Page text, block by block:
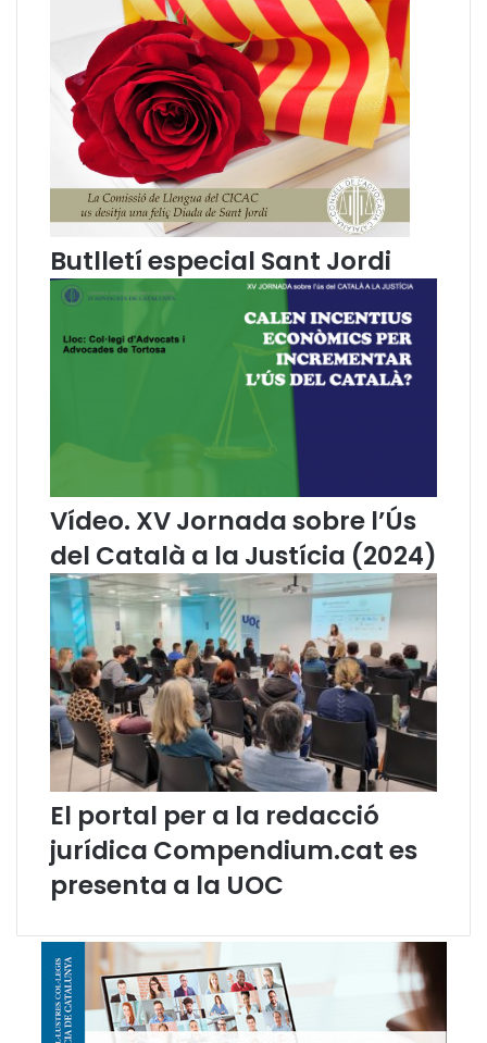
a
l
a
n
a
d
e
e
t
P
ú
b
l
i
c
a
r
i
c
s
e
s
p
e
c
i
i
t
s
e
n
Butlletí especial Sant Jordi
Vídeo. XV Jornada sobre l’Ús
del Català a la Justícia (2024)
El portal per a la redacció
jurídica Compendium.cat es
presenta a la UOC